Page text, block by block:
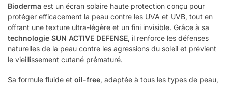
Bioderma est un écran solaire haute protection conçu pour
protéger efficacement la peau contre les UVA et UVB, tout en
offrant une texture ultra-légère et un fini invisible. Grâce à sa
technologie SUN ACTIVE DEFENSE, il renforce les défenses
naturelles de la peau contre les agressions du soleil et prévient
le vieillissement cutané prématuré.
Sa formule fluide et oil-free, adaptée à tous les types de peau,